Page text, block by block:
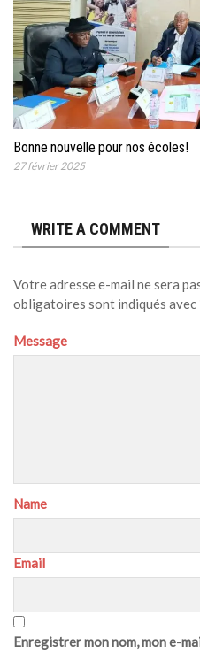
Bonne nouvelle pour nos écoles!
27 février 2025
WRITE A COMMENT
Votre adresse e-mail ne sera
obligatoires sont indiqués avec
Message
Name
Email
Enregistrer mon nom, mon e-